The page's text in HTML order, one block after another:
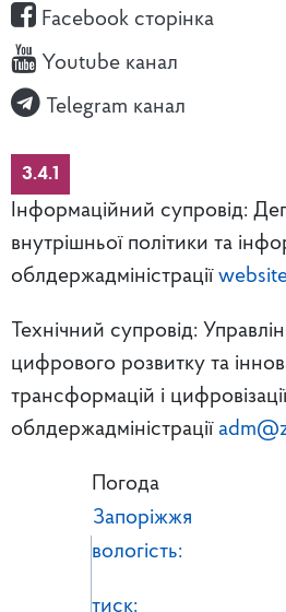
Facebook сторінка
Youtube канал
Telegram канал
3.4.1
Інформаційний супровід:
внутрішньої політики та
облдержадміністрації
Технічний супровід:
цифрового розвитку та
трансформацій і
облдержадміністрації
Погода
Запоріжжя
вологість:
тиск: